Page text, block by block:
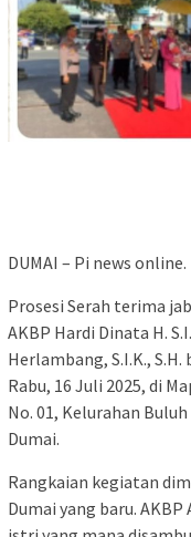
DUMAI – Pi news online.
Prosesi Serah terima
AKBP Hardi Dinata H.
Herlambang, S.I.K.,
Rabu, 16 Juli 2025, di
No. 01, Kelurahan
Dumai.
Rangkaian kegiatan
Dumai yang baru.